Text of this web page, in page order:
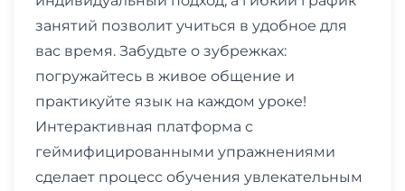
занятий позволит учиться в удобное для
вас время. Забудьте о зубрежках:
погружайтесь в живое общение и
практикуйте язык на каждом уроке!
Интерактивная платформа с
геймифицированными упражнениями
сделает процесс обучения увлекательным